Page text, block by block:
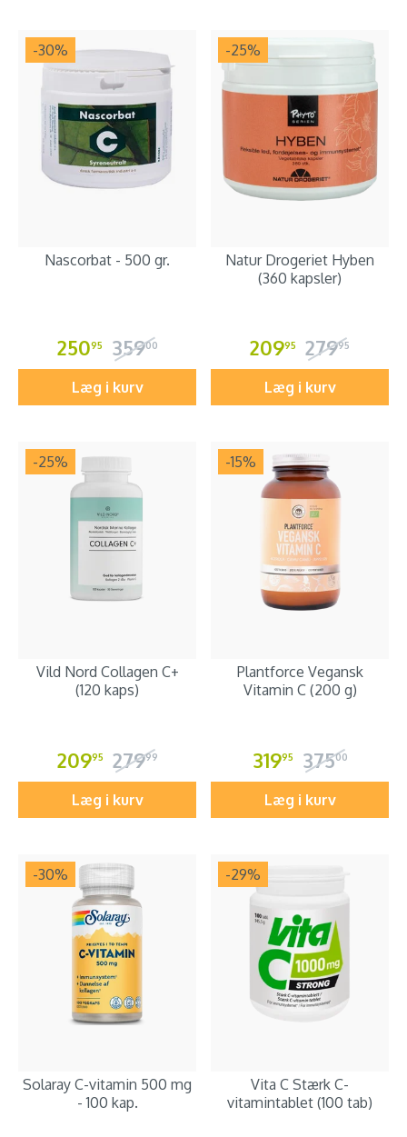
-30%
Nascorbat - 500 gr.
25095 35900
Læg i kurv
-25%
Natur Drogeriet Hyben
(360 kapsler)
20995 27995
Læg i kurv
-25%
Vild Nord Collagen C+
(120 kaps)
20995 27999
Læg i kurv
-15%
Plantforce Vegansk
Vitamin C (200 g)
31995 37500
Læg i kurv
-30%
Solaray C-vitamin 500 mg
- 100 kap.
-29%
Vita C Stærk C-
vitamintablet (100 tab)